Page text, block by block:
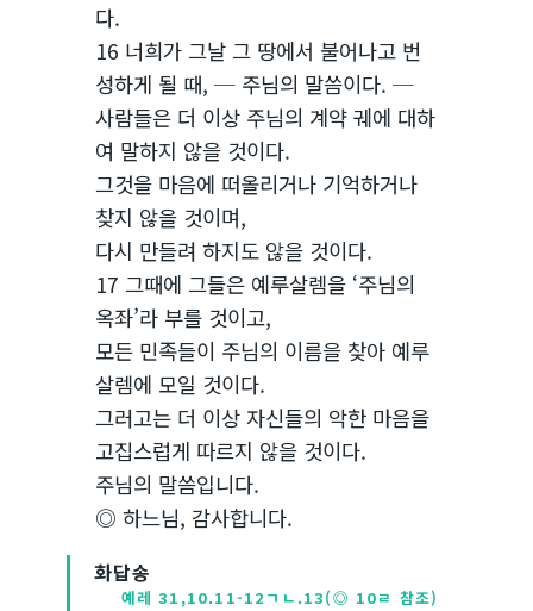
다.
16 너희가 그날 그 땅에서 불어나고 번
성하게 될 때, ─ 주님의 말씀이다. ─
사람들은 더 이상 주님의 계약 궤에 대하
여 말하지 않을 것이다.
그것을 마음에 떠올리거나 기억하거나
찾지 않을 것이며,
다시 만들려 하지도 않을 것이다.
17 그때에 그들은 예루살렘을 ‘주님의
옥좌’라 부를 것이고,
모든 민족들이 주님의 이름을 찾아 예루
살렘에 모일 것이다.
그러고는 더 이상 자신들의 악한 마음을
고집스럽게 따르지 않을 것이다.
주님의 말씀입니다.
◎ 하느님, 감사합니다.
화답송
예레 31,10.11-12ㄱㄴ.13(◎ 10ㄹ 참조)